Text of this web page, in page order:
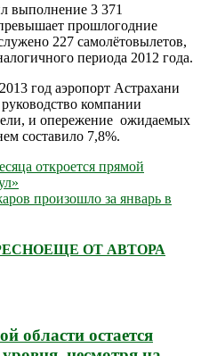
выполнение 3 371
прошлогодние
227 самолётовылетов,
периода 2012 года.
год аэропорт Астрахани
компании
и опережение ожидаемых
составило 7,8%.
откроется прямой
произошло за январь в
ЕЩЕ ОТ АВТОРА
области остается